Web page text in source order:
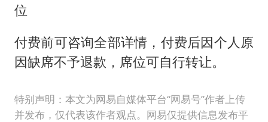
位
付费前可咨询全部详情，付费后因个人原
因缺席不予退款，席位可自行转让。
特别声明：本文为网易自媒体平台“网易号”作者上传
并发布，仅代表该作者观点。网易仅提供信息发布平